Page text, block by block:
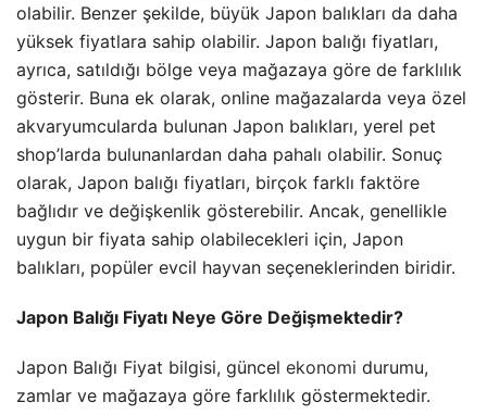
olabilir. Benzer şekilde, büyük Japon balıkları da daha
yüksek fiyatlara sahip olabilir. Japon balığı fiyatları,
ayrıca, satıldığı bölge veya mağazaya göre de farklılık
gösterir. Buna ek olarak, online mağazalarda veya özel
akvaryumcularda bulunan Japon balıkları, yerel pet
shop’larda bulunanlardan daha pahalı olabilir. Sonuç
olarak, Japon balığı fiyatları, birçok farklı faktöre
bağlıdır ve değişkenlik gösterebilir. Ancak, genellikle
uygun bir fiyata sahip olabilecekleri için, Japon
balıkları, popüler evcil hayvan seçeneklerinden biridir.
Japon Balığı Fiyatı Neye Göre Değişmektedir?
Japon Balığı Fiyat bilgisi, güncel ekonomi durumu,
zamlar ve mağazaya göre farklılık göstermektedir.